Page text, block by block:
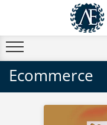
Ecommerce